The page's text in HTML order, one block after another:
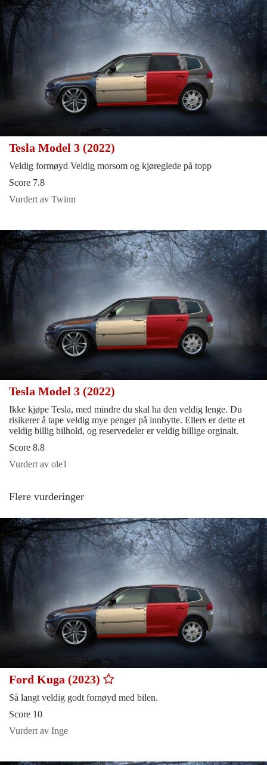
Tesla Model 3 (2022)
Veldig formøyd Veldig morsom og kjøreglede på topp
Score 7.8
Vurdert av Twinn
Tesla Model 3 (2022)
Ikke kjøpe Tesla, med mindre du skal ha den veldig lenge. Du
risikerer å tape veldig mye penger på innbytte. Ellers er dette et
veldig billig bilhold, og reservedeler er veldig billige orginalt.
Score 8.8
Vurdert av ole1
Flere vurderinger
Ford Kuga (2023)
Så langt veldig godt fornøyd med bilen.
Score 10
Vurdert av Inge